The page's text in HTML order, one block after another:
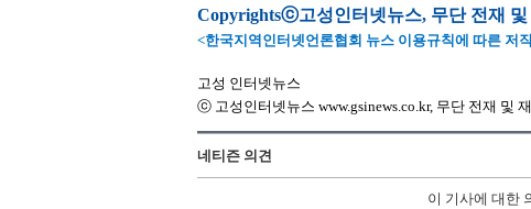
Copyrightsⓒ고성인터넷뉴스, 무단 전재 및
<한국지역인터넷언론협회 뉴스 이용규칙에 따른 저
고성 인터넷뉴스
ⓒ 고성인터넷뉴스 www.gsinews.co.kr, 무단 전재 및
네티즌 의견
이 기사에 대한